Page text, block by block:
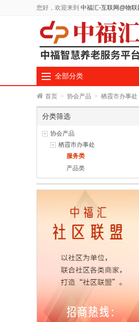
您好，欢迎来到 中福汇-互联网@物
全部分类
首页 > 协会产品 > 栖霞市办事处
分类筛选
协会产品
栖霞市办事处
服务类
产品类